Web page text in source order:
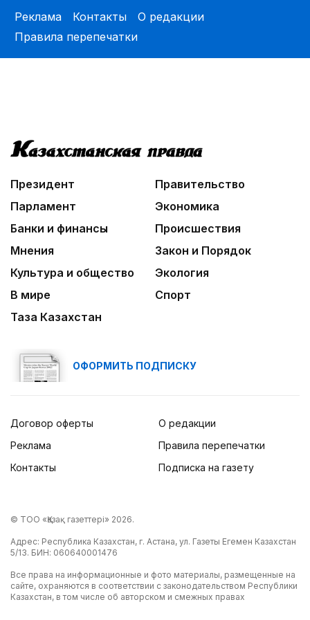
01:12
Нужен ли бумажный документ?
Идет по городу трамвай
Реклама Контакты
О редакции
Правила перепечатки
Президент
Правительство
Парламент
Экономика
Банки и финансы
Происшествия
Мнения
Закон и Порядок
Культура и общество
Экология
В мире
Спорт
Таза Казахстан
ОФОРМИТЬ ПОДПИСКУ
Договор оферты
Реклама
Контакты
О редакции
Правила перепечатки
Подписка на газету
© ТОО «Қазақ газеттері» 2026.
Адрес: Республика Казахстан, г. Астана, ул. Газеты Егемен Казахстан
5/13. БИН: 060640001476
Все права на информационные и фото материалы, размещенные на
сайте, охраняются в соответствии с законодательством Республики
Казахстан, в том числе об авторском и смежных правах